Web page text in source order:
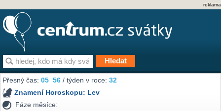
reklama
Přesný čas:05 56 / týden v roce:32
Znamení Horoskopu: Lev
Fáze měsíce: